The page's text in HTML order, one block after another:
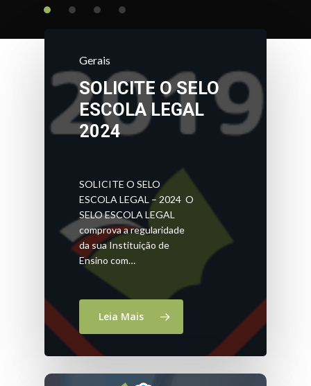
Gerais
SOLICITE O SELO
ESCOLA LEGAL
2024
SOLICITE O SELO
ESCOLA LEGAL – 2024 O
SELO ESCOLA LEGAL
comprova a regularidade
da sua Instituição de
Ensino com…
Leia Mais